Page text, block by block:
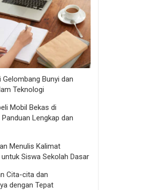
Bunyi dan
Teknologi
Mobil Bekas di
Lengkap dan
Menulis Kalimat
Siswa Sekolah Dasar
Cita-cita dan
dengan Tepat